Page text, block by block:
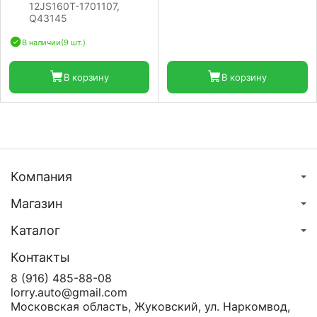
12JS160T-1701107,
Q43145
В наличии(9 шт.)
В корзину В корзину
Компания
Магазин
Каталог
Контакты
8 (916) 485-88-08
lorry.auto@gmail.com
Московская область, Жуковский, ул. Наркомвод,